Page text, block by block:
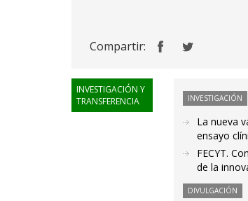
Compartir:
INVESTIGACIÓN Y
TRANSFERENCIA
INVESTIGACIÓN
La nueva
ensayo
FECYT.
de la
DIVULGACIÓN